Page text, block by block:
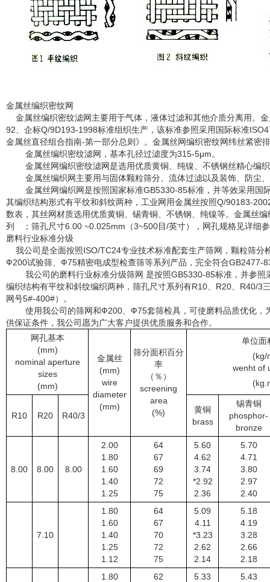
金属丝编织密纹网
金属丝编织密纹滤网主要用于气体，液体过滤和其他介质分离用。
92、企标Q/9D193-1998标准组织生产，该标准参照采用国际标准
金属丝直径组合指南-第一部分总则》。金属丝网编织密纹网纬丝紧密
金属丝编织密纹滤网，基本孔径过滤度为315-5μm。
金属丝网编织密纹滤网是选用优质黄铜、纯镍、不锈钢丝精心编
金属丝编织网主要用与固体颗粒筛分、流体过滤以及装饰、防尘
金属丝网编织网是按照国家标准GB5330-85标准，并等效采用国
其编织结构形式有平纹和斜纹两种，工业网用金属丝按照Q/90183-
数表，其丝网材质选用优质黄铜、锡青铜、不锈钢、纯镍等。金属丝
列 ；筛孔尺寸6.00 ~0.025mm（3~500目/英寸），网孔规格见详细
磨料行业标准分级
我公司是全面按照ISO/TC24专业技术标准配套生产筛网，颗粒筛分
Ф200试验筛、Ф75精密电成型检查筛等系列产品，完全符合GB2477-
我公司的磨料行业标准分级筛网 是按照GB5330-85标准，并参照
编织结构有平纹和斜纹编织两种，筛孔尺寸系列有R10、R20、R40/3
网号5#-400#）。
使用我公司的筛网和Ф200、Ф75套筛检具，可使磨料品质优化，
供保证条件，我公司愿为广大客户提供优质服务和合作。
网孔基本
(mm)
nominal aperture
sizes
(mm)
金属丝
(mm)
wire
diameter
(mm)
筛分面积百分
率
（％）
screening
area
(%)
单位面
(kg/
wenht of
R10 R20 R40/3
黄铜
brass
锡青铜
phosphor-
bronze
8.00 8.00 8.00
2.00
1.80
1.60
1.40
1.25
64
67
69
72
75
5.60
4.62
3.74
*2.92
2.36
5.70
4.71
3.80
2.97
2.40
7.10
1.80
1.60
1.40
1.25
1.12
64
67
70
72
75
5.09
4.11
*3.23
2.62
2.14
5.18
4.19
3.28
2.66
2.18
1.80
62
5.33
5.43